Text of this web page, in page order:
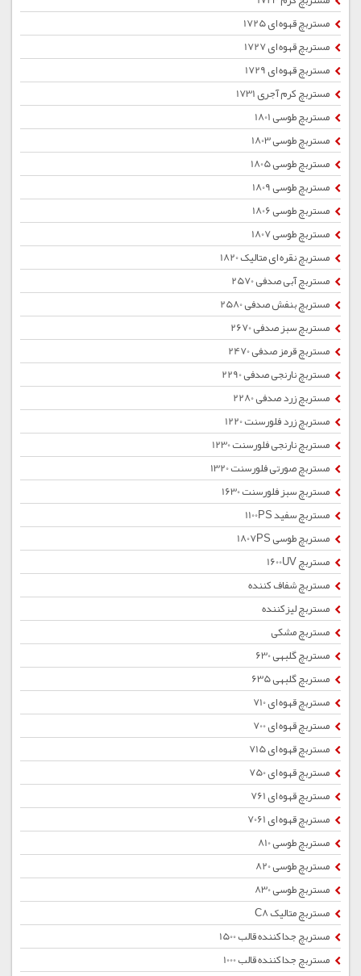
مستربچ قهوه ای 1725
مستربچ قهوه ای 1727
مستربچ قهوه ای 1729
مستربچ کرم آجری 1731
مستربچ طوسی 1801
مستربچ طوسی 1803
مستربچ طوسی 1805
مستربچ طوسی 1809
مستربچ طوسی 1806
مستربچ طوسی 1807
مستربچ نقره ای متالیک 1820
مستربچ آبی صدفی 2570
مستربچ بنفش صدفی 2580
مستربچ سبز صدفی 2670
مستربچ قرمز صدفی 2470
مستربچ نارنجی صدفی 2290
مستربچ زرد صدفی 2280
مستربچ زرد فلورسنت 1220
مستربچ نارنجی فلورسنت 1230
مستربچ صورتی فلورسنت 1320
مستربچ سبز فلورسنت 1630
مستربچ سفید 1100PS
مستربچ طوسی 1807PS
مستربچ 1600UV
مستربچ شفاف کننده
مستربچ لیزکننده
مستربچ مشکی
مستربچ گلبهی 630
مستربچ گلبهی 635
مستربچ قهوه ای 710
مستربچ قهوه ای 700
مستربچ قهوه ای 715
مستربچ قهوه ای 750
مستربچ قهوه ای 761
مستربچ قهوه ای 7061
مستربچ طوسی 810
مستربچ طوسی 820
مستربچ طوسی 830
مستربچ متالیک C8
مستربچ جداکننده قالب 1500
مستربچ جداکننده قالب 1000